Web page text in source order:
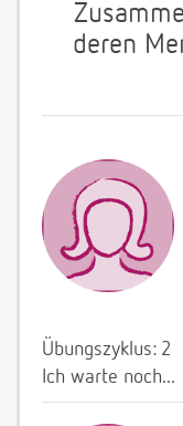
deren
Übungszyklus: 2
Ich warte noch...